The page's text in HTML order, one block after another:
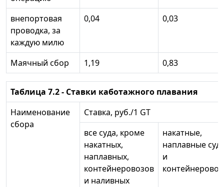
внепортовая
проводка, за
каждую милю
0,04 0,03
Маячный сбор 1,19 0,83
Таблица 7.2 - Ставки каботажного плавания
Наименование
сбора
Ставка, руб./1 GT
все суда, кроме
накатных,
наплавных,
контейнеровозов
и наливных
накатные,
наплавные
и